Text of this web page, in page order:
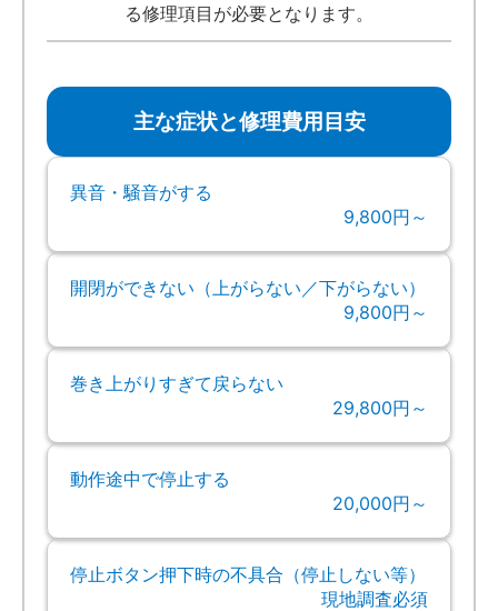
る修理項目が必要となります。
主な症状と修理費用目安
異音・騒音がする
9,800円～
開閉ができない（上がらない／下がらない）
9,800円～
巻き上がりすぎて戻らない
29,800円～
動作途中で停止する
20,000円～
停止ボタン押下時の不具合（停止しない等）
現地調査必須